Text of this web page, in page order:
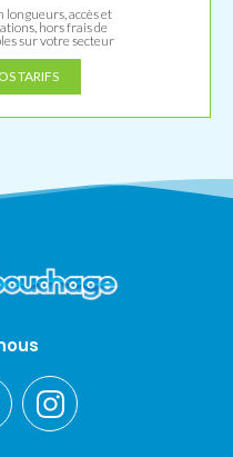
longueurs, accès et
hors frais de
sur votre secteur
TARIFS